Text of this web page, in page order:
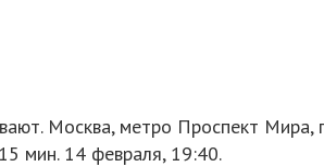
Москва, метро Проспект Мира,
мин. 14 февраля, 19:40.